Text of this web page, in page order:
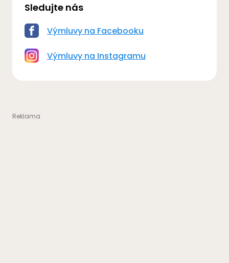
Sledujte nás
Výmluvy na Facebooku
Výmluvy na Instagramu